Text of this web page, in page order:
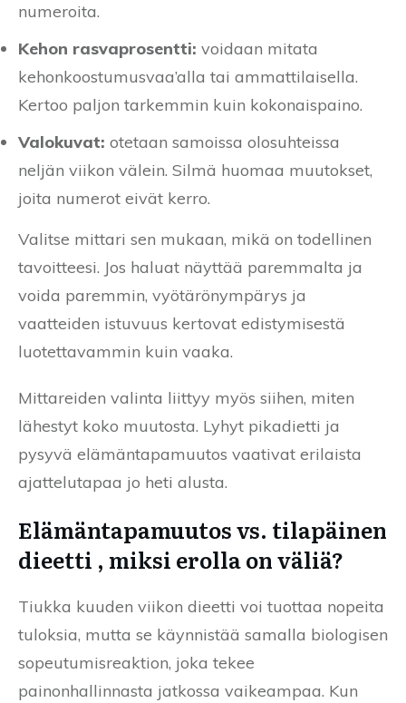
numeroita.
Kehon rasvaprosentti: voidaan mitata
kehonkoostumusvaa’alla tai ammattilaisella.
Kertoo paljon tarkemmin kuin kokonaispaino.
Valokuvat: otetaan samoissa olosuhteissa
neljän viikon välein. Silmä huomaa muutokset,
joita numerot eivät kerro.
Valitse mittari sen mukaan, mikä on todellinen
tavoitteesi. Jos haluat näyttää paremmalta ja
voida paremmin, vyötärönympärys ja
vaatteiden istuvuus kertovat edistymisestä
luotettavammin kuin vaaka.
Mittareiden valinta liittyy myös siihen, miten
lähestyt koko muutosta. Lyhyt pikadietti ja
pysyvä elämäntapamuutos vaativat erilaista
ajattelutapaa jo heti alusta.
Elämäntapamuutos vs. tilapäinen
dieetti , miksi erolla on väliä?
Tiukka kuuden viikon dieetti voi tuottaa nopeita
tuloksia, mutta se käynnistää samalla biologisen
sopeutumisreaktion, joka tekee
painonhallinnasta jatkossa vaikeampaa. Kun